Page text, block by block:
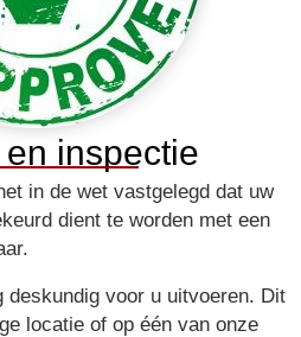
inspectie
in de wet vastgelegd dat uw
dient te worden met een
deskundig voor u uitvoeren. Dit
locatie of op één van onze